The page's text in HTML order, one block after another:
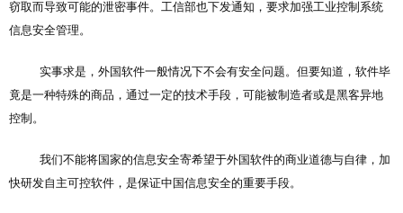
窃取而导致可能的泄密事件。工信部也下发通知，要求加强工业控制系统
信息安全管理。
实事求是，外国软件一般情况下不会有安全问题。但要知道，软件毕
竟是一种特殊的商品，通过一定的技术手段，可能被制造者或是黑客异地
控制。
我们不能将国家的信息安全寄希望于外国软件的商业道德与自律，加
快研发自主可控软件，是保证中国信息安全的重要手段。